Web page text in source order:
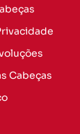
Cabeças